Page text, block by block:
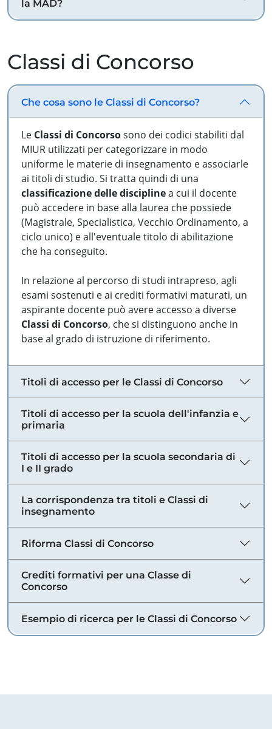
la MAD?
Classi di Concorso
Che cosa sono le Classi di Concorso?
Le Classi di Concorsosono dei codici stabiliti dal
MIUR utilizzati per categorizzare in modo
uniforme le materie di insegnamento e associarle
ai titoli di studio. Si tratta quindi di una
classificazione delle disciplinea cui il docente
può accedere in base alla laurea che possiede
(Magistrale, Specialistica, Vecchio Ordinamento, a
ciclo unico) e all'eventuale titolo di abilitazione
che ha conseguito.
In relazione al percorso di studi intrapreso, agli
esami sostenuti e ai crediti formativi maturati, un
aspirante docente può avere accesso a diverse
Classi di Concorso, che si distinguono anche in
base al grado di istruzione di riferimento.
Titoli di accesso per le Classi di Concorso
Titoli di accesso per la scuola dell'infanzia e
primaria
Titoli di accesso per la scuola secondaria di
I e II grado
La corrispondenza tra titoli e Classi di
insegnamento
Riforma Classi di Concorso
Crediti formativi per una Classe di
Concorso
Esempio di ricerca per le Classi di Concorso